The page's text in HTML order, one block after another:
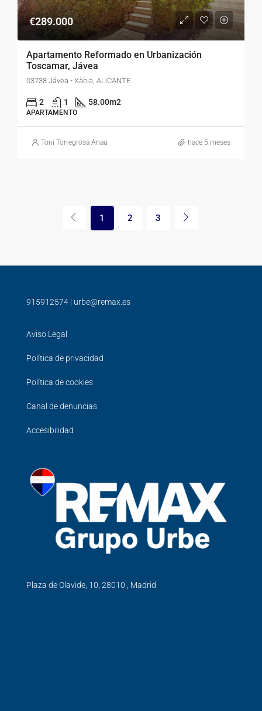
€289.000
Apartamento Reformado en Urbanización
Toscamar, Jávea
03738 Jávea - Xàbia, ALICANTE
2 1 58.00m2
APARTAMENTO
Toni Torregrosa Anau hace 5 meses
1 2 3
915912574 | urbe@remax.es
Aviso Legal
Política de privacidad
Política de cookies
Canal de denuncias
Accesibilidad
Plaza de Olavide, 10, 28010 , Madrid